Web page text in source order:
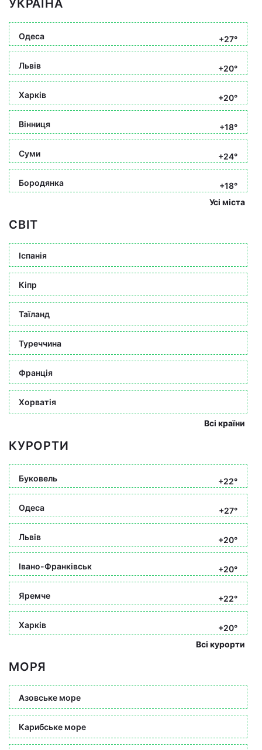
УКРАЇНА
Одеса +27°
Львів +20°
Харків +20°
Вінниця +18°
Суми +24°
Бородянка
+18°
Усі міста
СВІТ
Іспанія
Кіпр
Таїланд
Туреччина
Франція
Хорватія
Всі країни
КУРОРТИ
Буковель +22°
Одеса +27°
Львів +20°
Івано-Франківськ +20°
Яремче +22°
Харків
+20°
Всі курорти
МОРЯ
Азовське море
Карибське море